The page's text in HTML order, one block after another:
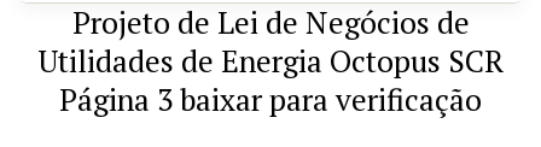
Projeto de Lei de Negócios de
Utilidades de Energia Octopus SCR
Página 3 baixar para verificação